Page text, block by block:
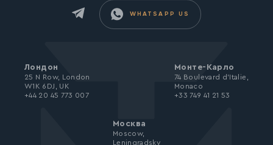
WHATSAPP US
Лондон
25 N Row, London
W1K 6DJ, UK
+44 20 45 773 007
Монте-Карло
74 Boulevard d’Italie,
Monaco
+33 749 41 21 53
Москва
Moscow,
Leningradsky